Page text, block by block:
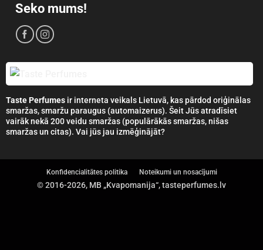
Seko mums!
Taste Perfumesir interneta veikals Lietuvā, kas pārdod oriģinālas
smaržas, smaržu paraugus (automaizerus). Šeit Jūs atradīsiet
vairāk nekā 200 veidu smaržas (populārākās smaržas, nišas
smaržas un citas). Vai jūs jau izmēģinājāt?
Konfidencialitātes politika Noteikumi un nosacījumi
© 2016-2026, MB „Kvapomanija“, tasteperfumes.lv